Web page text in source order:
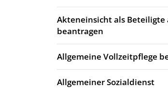
Akteneinsicht als
beantragen
Allgemeine Vollzeitpflege
Allgemeiner Sozialdienst